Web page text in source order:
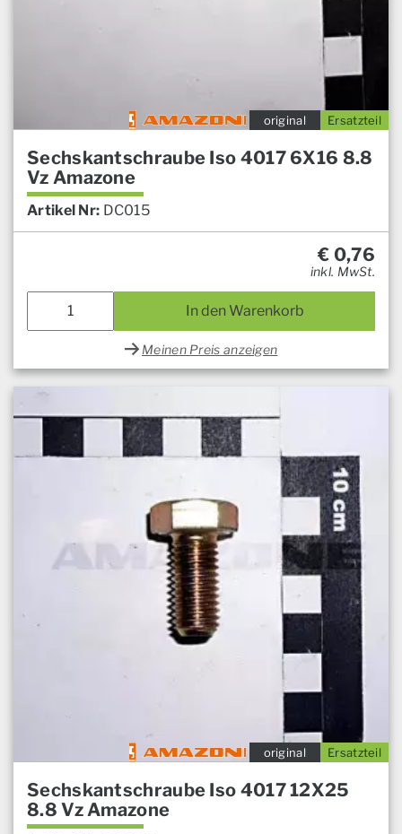
Ersatzteil
original
Sechskantschraube Iso 4017 6X16 8.8
Vz Amazone
Artikel Nr: DC015
€ 0,76
inkl. MwSt.
In den Warenkorb
Meinen Preis anzeigen
Ersatzteil
original
Sechskantschraube Iso 4017 12X25
8.8 Vz Amazone